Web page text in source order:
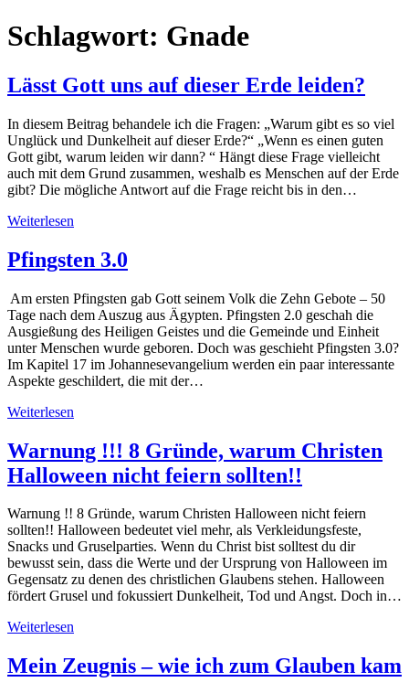
Schlagwort: Gnade
Lässt Gott uns auf dieser Erde leiden?
In diesem Beitrag behandele ich die Fragen: „Warum gibt es so viel
Unglück und Dunkelheit auf dieser Erde?“ „Wenn es einen guten
Gott gibt, warum leiden wir dann? “ Hängt diese Frage vielleicht
auch mit dem Grund zusammen, weshalb es Menschen auf der Erde
gibt? Die mögliche Antwort auf die Frage reicht bis in den…
Weiterlesen
Pfingsten 3.0
Am ersten Pfingsten gab Gott seinem Volk die Zehn Gebote – 50
Tage nach dem Auszug aus Ägypten. Pfingsten 2.0 geschah die
Ausgießung des Heiligen Geistes und die Gemeinde und Einheit
unter Menschen wurde geboren. Doch was geschieht Pfingsten 3.0?
Im Kapitel 17 im Johannesevangelium werden ein paar interessante
Aspekte geschildert, die mit der…
Weiterlesen
Warnung !!! 8 Gründe, warum Christen
Halloween nicht feiern sollten!!
Warnung !! 8 Gründe, warum Christen Halloween nicht feiern
sollten!! Halloween bedeutet viel mehr, als Verkleidungsfeste,
Snacks und Gruselparties. Wenn du Christ bist solltest du dir
bewusst sein, dass die Werte und der Ursprung von Halloween im
Gegensatz zu denen des christlichen Glaubens stehen. Halloween
fördert Grusel und fokussiert Dunkelheit, Tod und Angst. Doch in…
Weiterlesen
Mein Zeugnis – wie ich zum Glauben kam